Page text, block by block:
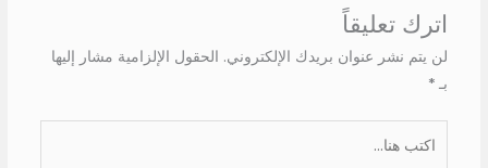
اترك تعليقاً
لن يتم نشر عنوان بريدك الإلكتروني. الحقول الإلزامية مشار إليها
بـ *